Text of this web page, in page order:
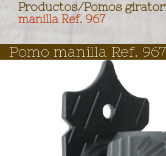
Productos/Pomos
manilla Ref. 967
Pomo manilla Ref. 967